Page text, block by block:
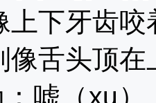
下牙齿咬
舌头顶在
嘘（xu）